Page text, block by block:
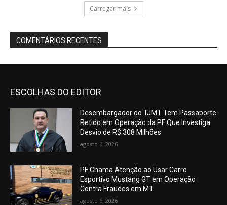
Carregar mais
COMENTÁRIOS RECENTES
ESCOLHAS DO EDITOR
Desembargador do TJMT Tem Passaporte
Retido em Operação da PF Que Investiga
Desvio de R$ 308 Milhões
agosto 6, 2026
PF Chama Atenção ao Usar Carro
Esportivo Mustang GT em Operação
Contra Fraudes em MT
agosto 6, 2026